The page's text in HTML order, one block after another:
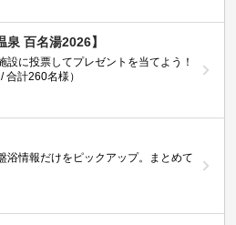
泉 百名湯2026】
設に投票してプレゼントを当てよう！
合計260名様）
浴情報だけをピックアップ。まとめて